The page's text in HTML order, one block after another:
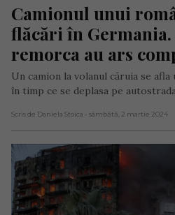
Camionul unui
flăcări în Germania.
remorca au ars
Un camion la volanul căruia se
în timp ce se deplasa pe
Scris de Daniela Stoica - sâmbătă, 2 martie 2024